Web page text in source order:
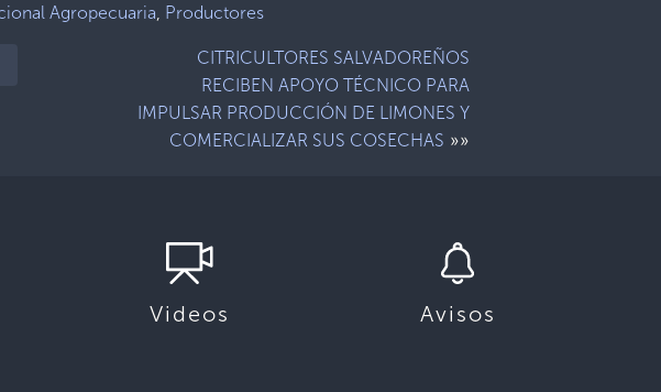
Agropecuaria, Productores
CITRICULTORES SALVADOREÑOS
RECIBEN APOYO TÉCNICO PARA
IMPULSAR PRODUCCIÓN DE LIMONES Y
COMERCIALIZAR SUS COSECHAS »»
Videos Avisos